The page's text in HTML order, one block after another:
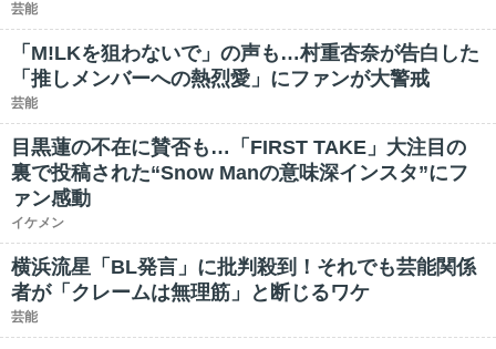
芸能
「M!LKを狙わないで」の声も…村重杏奈が告白した
「推しメンバーへの熱烈愛」にファンが大警戒
芸能
目黒蓮の不在に賛否も…「FIRST TAKE」大注目の
裏で投稿された“Snow Manの意味深インスタ”にフ
ァン感動
イケメン
横浜流星「BL発言」に批判殺到！それでも芸能関係
者が「クレームは無理筋」と断じるワケ
芸能